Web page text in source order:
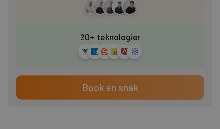
20+ teknologier
Book en snak